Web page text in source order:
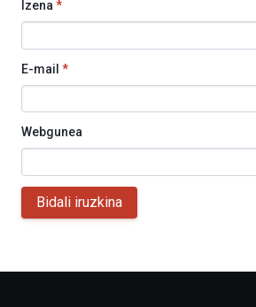
Izena *
E-mail *
Webgunea
Bidali iruzkina